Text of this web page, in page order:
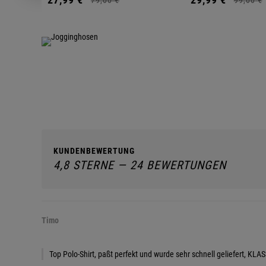
KUNDENBEWERTUNG
4,8 STERNE — 24 BEWERTUNGEN
Timo
Top Polo-Shirt, paßt perfekt und wurde sehr schnell geliefert,